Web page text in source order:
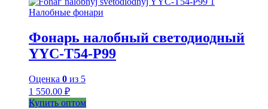
Налобные фонари
Фонарь налобный светодиодный
YYC-T54-P99
Оценка 0 из 5
1 550.00 ₽
Купить оптом